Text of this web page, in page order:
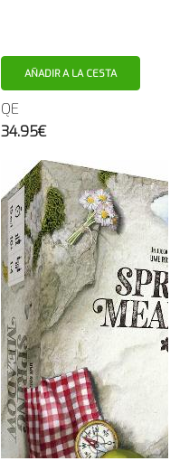
AÑADIR A LA CESTA
QE
34.95€